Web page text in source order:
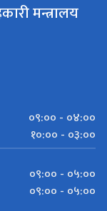
मन्त्रालय
०९:०० - ०४:००
१०:०० - ०३:००
०९:०० - ०५:००
०९:०० - ०५:००